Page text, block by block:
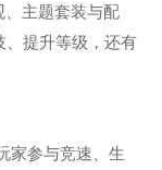
主题套装与配
、提升等级，还有
家参与竞速、生